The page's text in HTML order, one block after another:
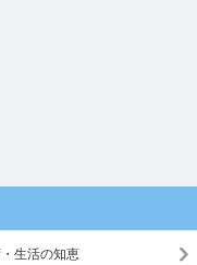
生活の知恵